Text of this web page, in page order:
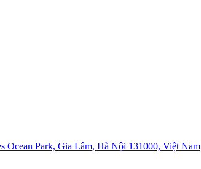
Ocean Park, Gia Lâm, Hà Nội 131000, Việt Nam